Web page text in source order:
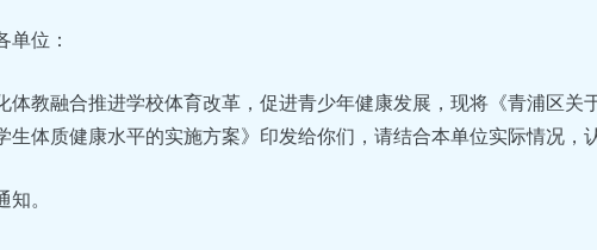
单位：
体教融合推进学校体育改革，促进青少年健康发展，现将《青浦区关
生体质健康水平的实施方案》印发给你们，请结合本单位实际情况，
知。